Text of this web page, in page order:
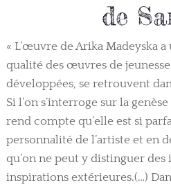
de
« L’œuvre de Arika Madeyska
qualité des œuvres de
développées, se retrouvent
Si l’on s’interroge sur la
rend compte qu’elle est si
personnalité de l’artiste et en
qu’on ne peut y distinguer des
inspirations extérieures.(…)